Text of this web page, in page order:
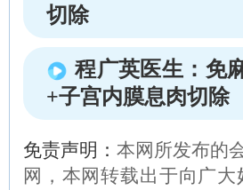
切除
程广英医生：免
+子宫内膜息肉切除
免责声明：本网所发布的
网，本网转载出于向广